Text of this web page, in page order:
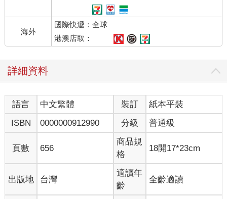
海外
國際快遞：全球
港澳店取：
詳細資料
語言 中文繁體 裝訂
紙本平裝
ISBN
0000000912990 分級 普通級
頁數 656
商品規
格
18開17*23cm
出版地 台灣
適讀年
齡
全齡適讀